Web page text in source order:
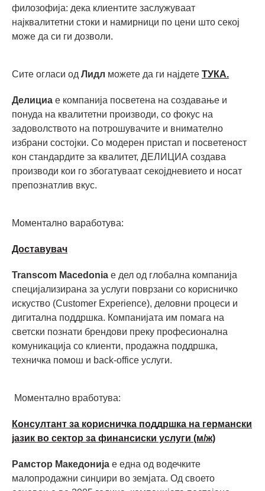
филозофија: дека клиентите заслужуваат
најквалитетни стоки и намирници по цени што секој
може да си ги дозволи.
Сите огласи од Лидл можете да ги најдете ТУКА.
Делициа е компанија посветена на создавање и
понуда на квалитетни производи, со фокус на
задоволството на потрошувачите и внимателно
избрани состојки. Со модерен пристап и посветеност
кон стандардите за квалитет, ДЕЛИЦИА создава
производи кои го збогатуваат секојдневието и носат
препознатлив вкус.
Моментално ваработува:
Доставувач
Transcom Macedonia е дел од глобална компанија
специјализирана за услуги поврзани со корисничко
искуство (Customer Experience), деловни процеси и
дигитална поддршка. Компанијата им помага на
светски познати брендови преку професионална
комуникација со клиенти, продажна поддршка,
техничка помош и back-office услуги.
Моментално вработува:
Консултант за корисничка поддршка на германски
јазик во сектор за финансиски услуги (м/ж)
Рамстор Македонија е една од водечките
малопродажни синџири во земјата. Од своето